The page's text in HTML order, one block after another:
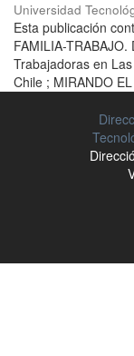
Universidad
Esta publicación
FAMILIA-
Trabajadoras en
Chile ; MIRANDO